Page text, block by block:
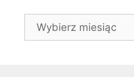
Archiwa